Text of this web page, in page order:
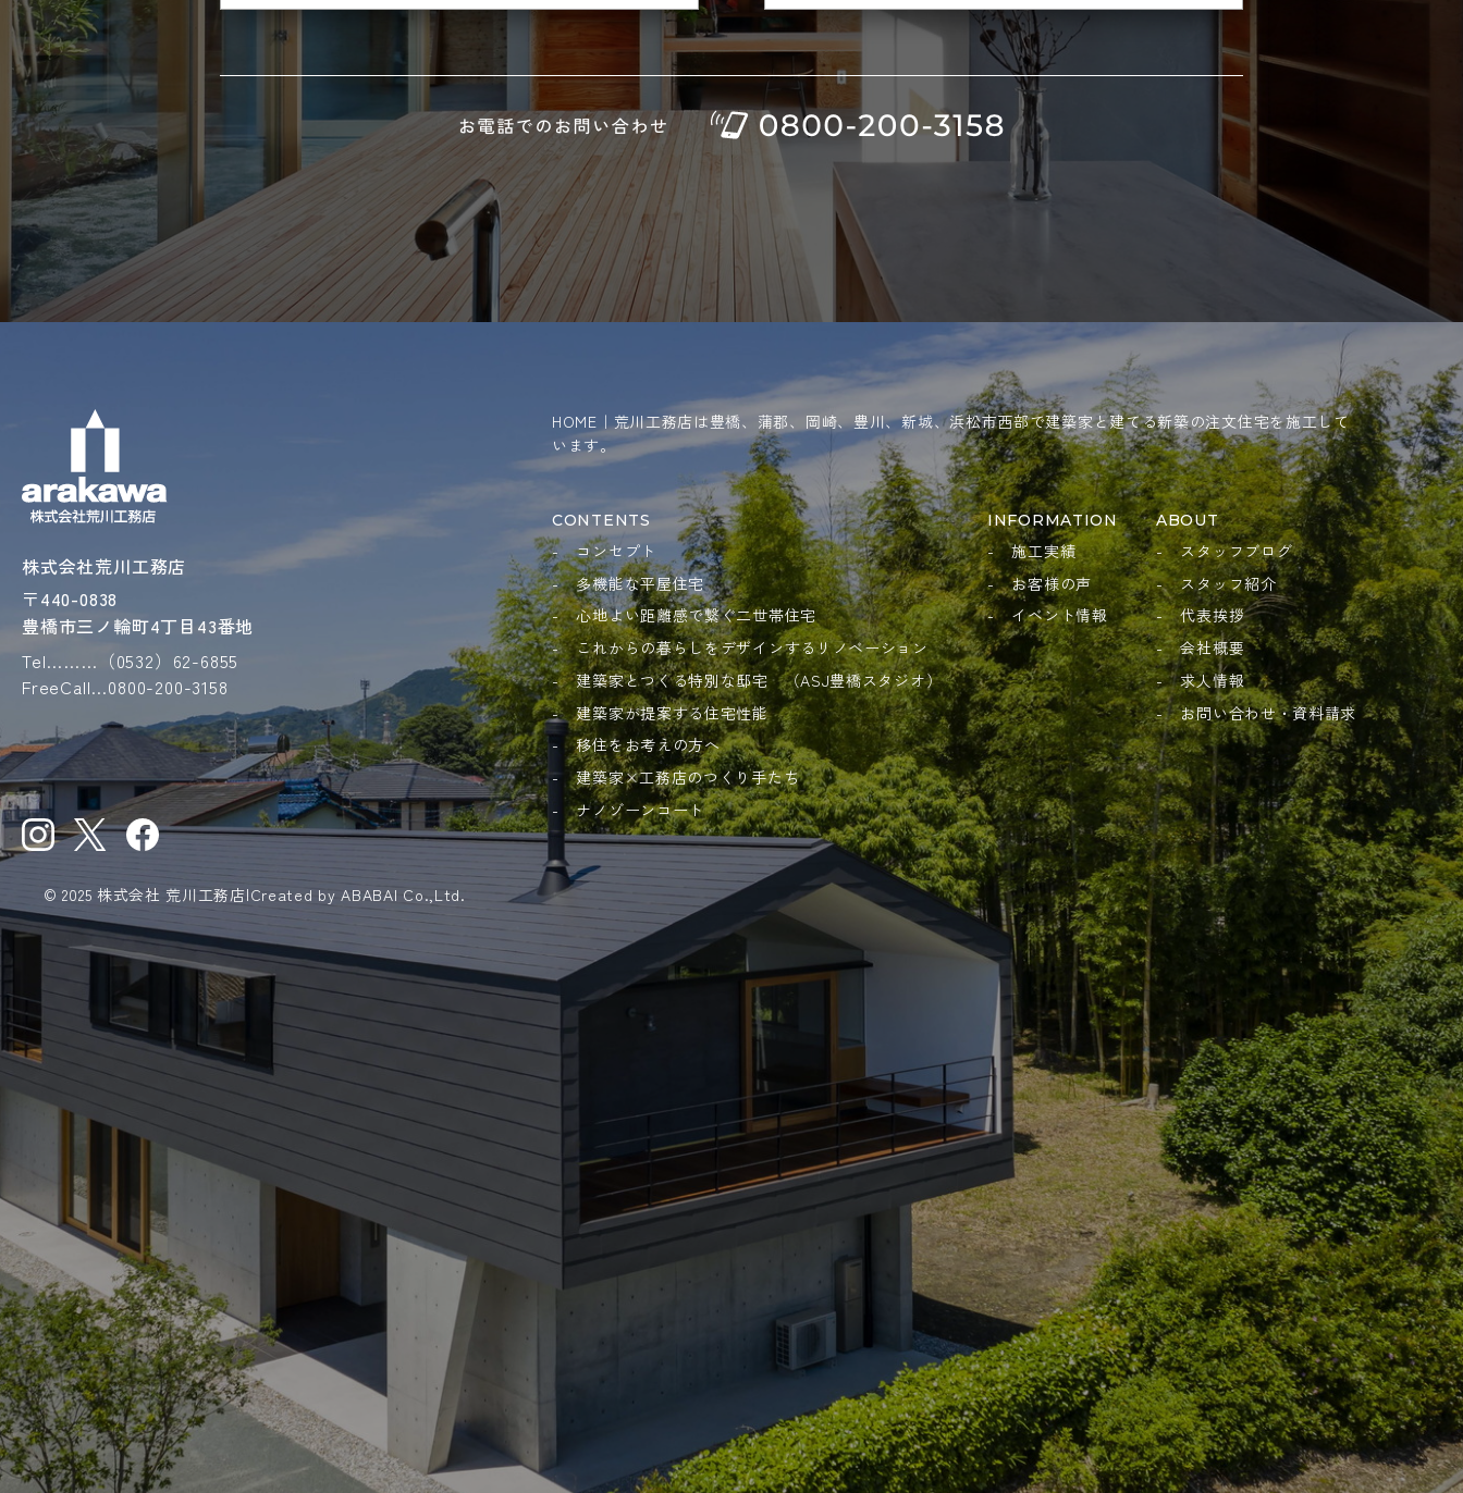
株式会社荒川工務店
〒440-0838
豊橋市三ノ輪町4丁目43番地
Tel……… （0532）62-6855
FreeCall…0800-200-3158
HOME｜荒川工務店は豊橋、蒲郡、岡崎、豊川、新城、浜松市西部で建築家と建てる新築の注文住宅を施工して
います。
CONTENTS
コンセプト
多機能な平屋住宅
心地よい距離感で繋ぐ二世帯住宅
これからの暮らしをデザインするリノベーション
建築家とつくる特別な邸宅 （ASJ豊橋スタジオ）
建築家が提案する住宅性能
移住をお考えの方へ
建築家×工務店のつくり手たち
ナノゾーンコート
INFORMATION
施工実績
お客様の声
イベント情報
ABOUT
スタッフブログ
スタッフ紹介
代表挨拶
会社概要
求人情報
お問い合わせ・資料請求
© 2025 株式会社 荒川工務店|Created byABABAI Co.,Ltd.